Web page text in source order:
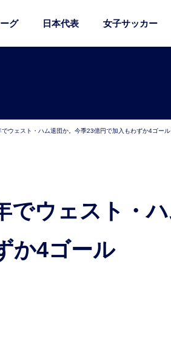
グ 日本代表 女子サッカー
ウェスト・ハム退団か。今季23億円で加入もわずか4ゴール
か4ゴール